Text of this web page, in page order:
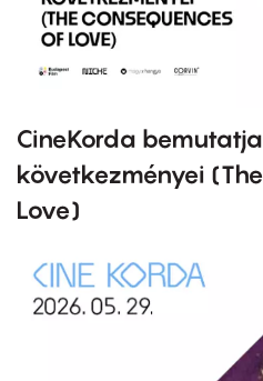
CineKorda
következményei
Love)